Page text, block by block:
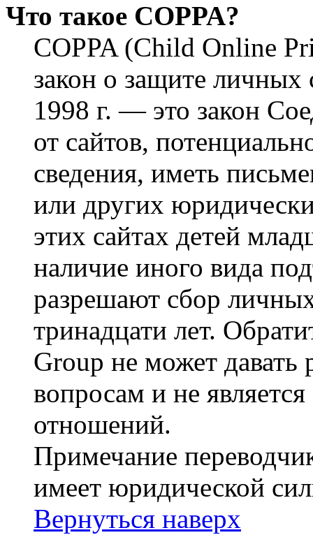
Что такое COPPA?
COPPA (Child Online
закон о защите личных
1998 г. — это закон
от сайтов,
сведения, иметь
или других
этих сайтах детей
наличие иного вида
разрешают сбор
тринадцати лет.
Group не может
вопросам и не
отношений.
Примечание
имеет юридической
Вернуться наверх